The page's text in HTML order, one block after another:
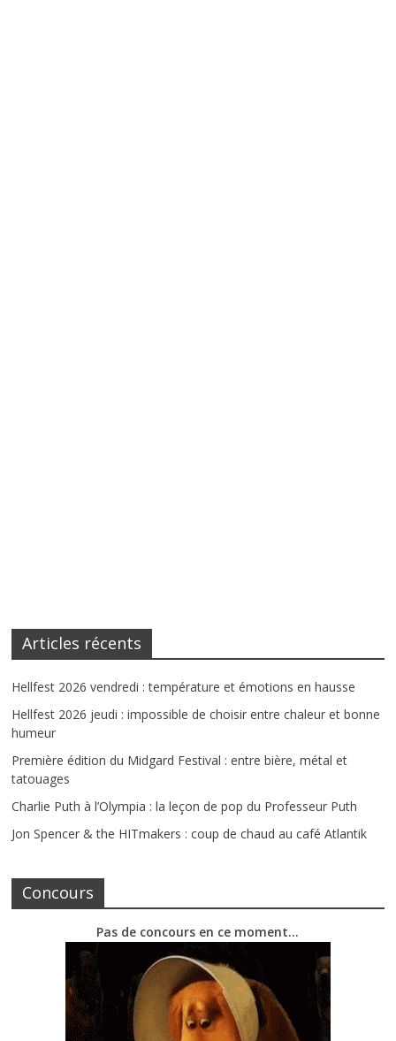
Articles récents
Hellfest 2026 vendredi : température et émotions en hausse
Hellfest 2026 jeudi : impossible de choisir entre chaleur et bonne
humeur
Première édition du Midgard Festival : entre bière, métal et
tatouages
Charlie Puth à l’Olympia : la leçon de pop du Professeur Puth
Jon Spencer & the HITmakers : coup de chaud au café Atlantik
Concours
Pas de concours en ce moment…